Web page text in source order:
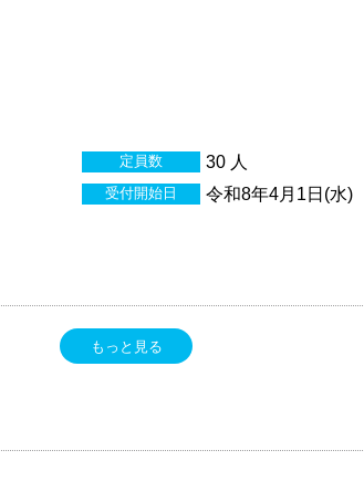
定員数 30 人
受付開始日 令和8年4月1日(水)
もっと見る